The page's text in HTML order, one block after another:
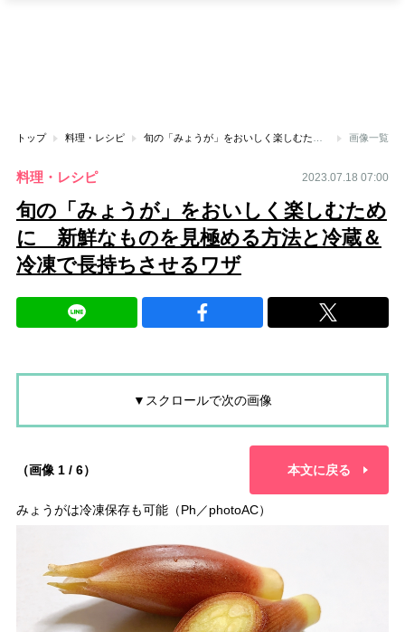
トップ 料理・レシピ 画像一覧
料理・レシピ 2023.07.18 07:00
旬の「みょうが」をおいしく楽しむため
に 新鮮なものを見極める方法と冷蔵＆
冷凍で長持ちさせるワザ
▼スクロールで次の画像
（画像 1 / 6） 本文に戻る
みょうがは冷凍保存も可能（Ph／photoAC）